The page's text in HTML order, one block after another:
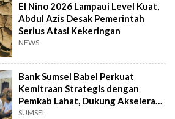
El Nino 2026 Lampaui Level Kuat,
Abdul Azis Desak Pemerintah
Serius Atasi Kekeringan
NEWS
Bank Sumsel Babel Perkuat
Kemitraan Strategis dengan
Pemkab Lahat, Dukung Akselerasi
Ekonomi Daerah
SUMSEL